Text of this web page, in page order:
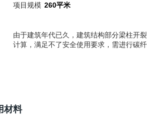
项目规模 260平米
由于建筑年代已久，建筑结构部分梁柱开
计算，满足不了安全使用要求，需进行碳纤
材料